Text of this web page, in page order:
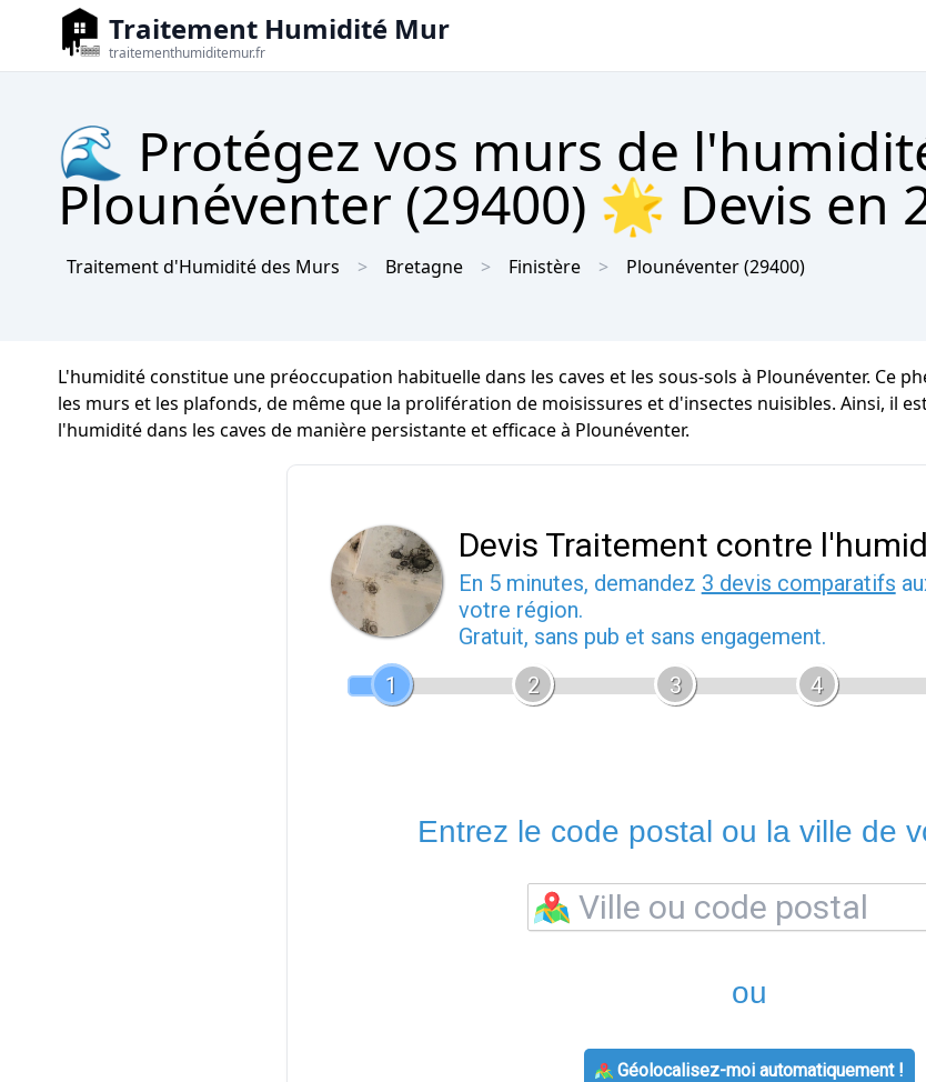
Traitement Humidité Mur
traitementhumiditemur.fr
🌊 Protégez vos murs de
Plounéventer (29400) 🌟 Devis en
Traitement d'Humidité des Murs Bretagne Finistère Plounéventer(29400)
L'humidité constitue une préoccupation habituelle dans les caves et les sous-sols à Plounéventer. Ce
les murs et les plafonds, de même que la prolifération de moisissures et d'insectes nuisibles. Ainsi, il
l'humidité dans les caves de manière persistante et efficace à Plounéventer.
Devis Traitement contre
En 5 minutes, demandez 3 devis comparatifs
votre région.
Gratuit, sans pub et sans engagement.
1
2 3 4
Entrez le code postal ou la ville de
ou
Géolocalisez-moi automatiquement !